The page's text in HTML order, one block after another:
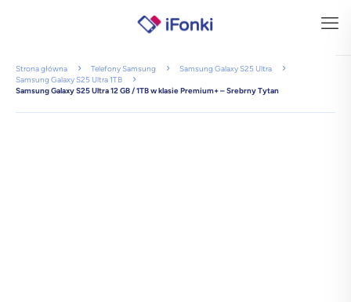
Strona główna Telefony Samsung
Samsung Galaxy S25 Ultra
Samsung Galaxy S25 Ultra 1TB
Samsung Galaxy S25 Ultra 12 GB / 1TB w klasie Premium+ – Srebrny Tytan